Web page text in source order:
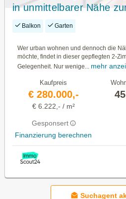
in unmittelbarer Nähe
Balkon Garten
Wer urban wohnen und dennoch die
möchte, findet in dieser gepflegten 2-
Gelegenheit. Nur wenige...
mehr
Kaufpreis
€ 280.000,-
€ 6.222,- / m²
Gesponsert
Finanzierung berechnen
Suchagent